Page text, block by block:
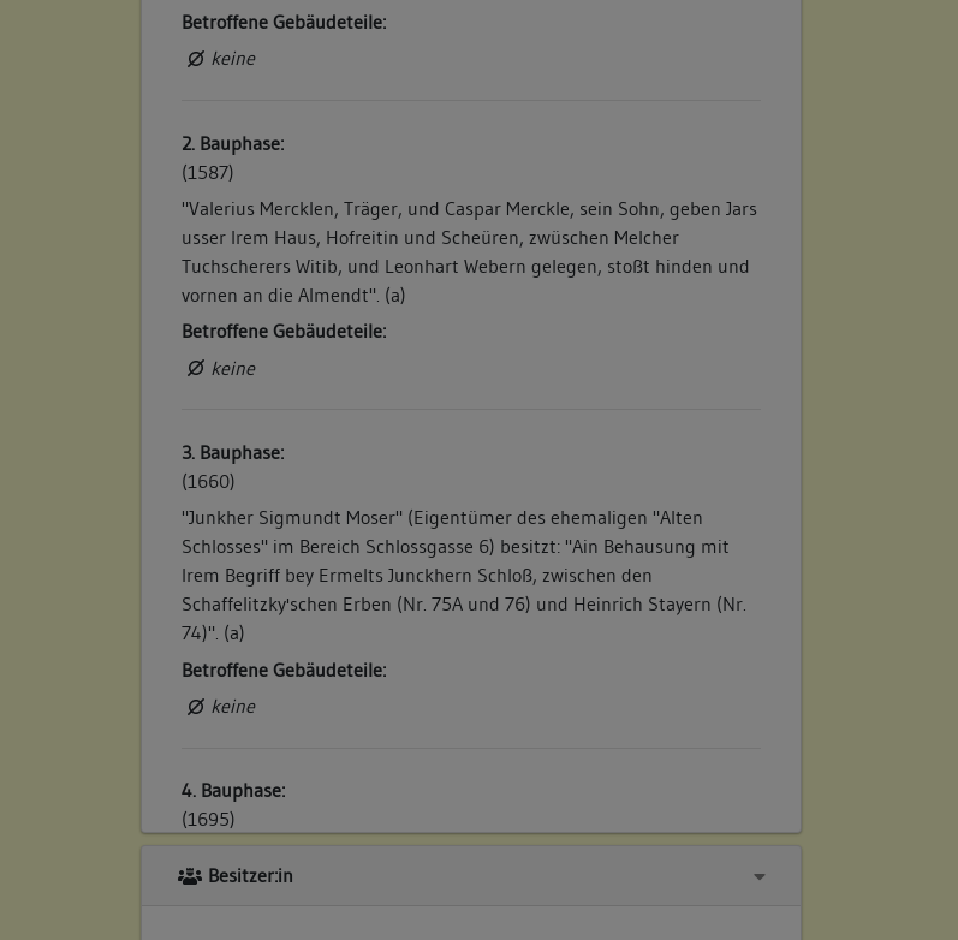
Betroffene Gebäudeteile:
keine
2. Bauphase:
(1587)
"Valerius Mercklen, Träger, und Caspar Merckle, sein Sohn, geben Jars
usser Irem Haus, Hofreitin und Scheüren, zwüschen Melcher
Tuchscherers Witib, und Leonhart Webern gelegen, stoßt hinden und
vornen an die Almendt". (a)
Betroffene Gebäudeteile:
keine
3. Bauphase:
(1660)
"Junkher Sigmundt Moser" (Eigentümer des ehemaligen "Alten
Schlosses" im Bereich Schlossgasse 6) besitzt: "Ain Behausung mit
Irem Begriff bey Ermelts Junckhern Schloß, zwischen den
Schaffelitzky'schen Erben (Nr. 75A und 76) und Heinrich Stayern (Nr.
74)". (a)
Betroffene Gebäudeteile:
keine
4. Bauphase:
(1695)
den Schneider Hans App: "Eine Behausung mit ihrem Bergiff bei dem
Besitzer:in